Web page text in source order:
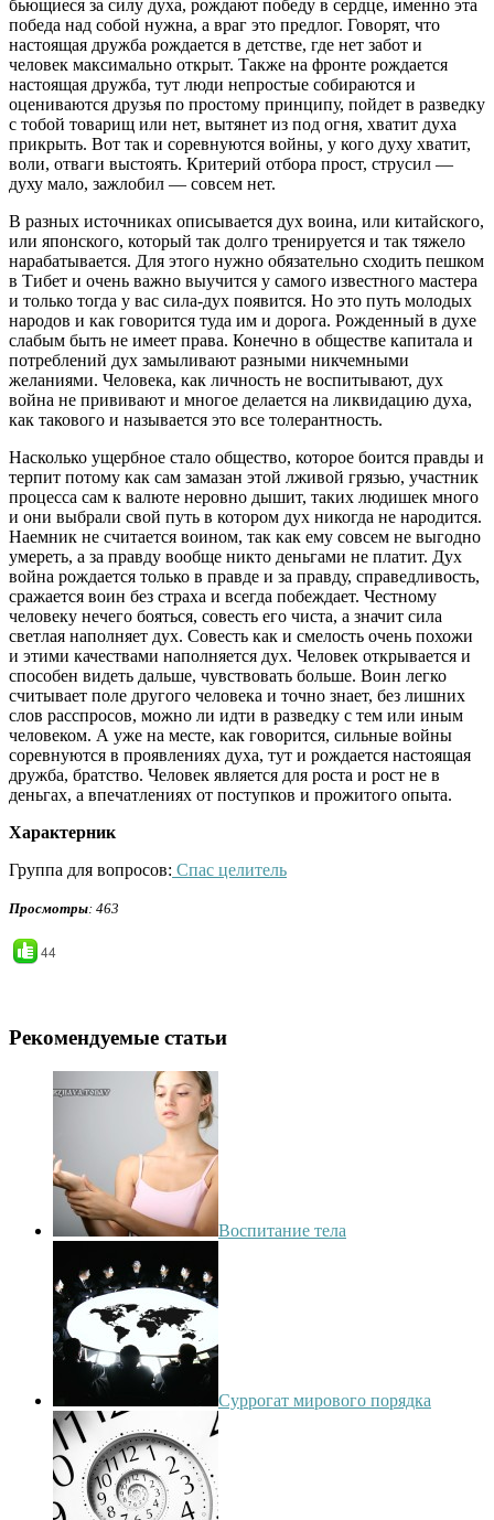
бьющиеся за силу духа, рождают победу в сердце, именно эта
победа над собой нужна, а враг это предлог. Говорят, что
настоящая дружба рождается в детстве, где нет забот и
человек максимально открыт. Также на фронте рождается
настоящая дружба, тут люди непростые собираются и
оцениваются друзья по простому принципу, пойдет в разведку
с тобой товарищ или нет, вытянет из под огня, хватит духа
прикрыть. Вот так и соревнуются войны, у кого духу хватит,
воли, отваги выстоять. Критерий отбора прост, струсил —
духу мало, зажлобил — совсем нет.
В разных источниках описывается дух воина, или китайского,
или японского, который так долго тренируется и так тяжело
нарабатывается. Для этого нужно обязательно сходить пешком
в Тибет и очень важно выучится у самого известного мастера
и только тогда у вас сила-дух появится. Но это путь молодых
народов и как говорится туда им и дорога. Рожденный в духе
слабым быть не имеет права. Конечно в обществе капитала и
потреблений дух замыливают разными никчемными
желаниями. Человека, как личность не воспитывают, дух
война не прививают и многое делается на ликвидацию духа,
как такового и называется это все толерантность.
Насколько ущербное стало общество, которое боится правды и
терпит потому как сам замазан этой лживой грязью, участник
процесса сам к валюте неровно дышит, таких людишек много
и они выбрали свой путь в котором дух никогда не народится.
Наемник не считается воином, так как ему совсем не выгодно
умереть, а за правду вообще никто деньгами не платит. Дух
война рождается только в правде и за правду, справедливость,
сражается воин без страха и всегда побеждает. Честному
человеку нечего бояться, совесть его чиста, а значит сила
светлая наполняет дух. Совесть как и смелость очень похожи
и этими качествами наполняется дух. Человек открывается и
способен видеть дальше, чувствовать больше. Воин легко
считывает поле другого человека и точно знает, без лишних
слов расспросов, можно ли идти в разведку с тем или иным
человеком. А уже на месте, как говорится, сильные войны
соревнуются в проявлениях духа, тут и рождается настоящая
дружба, братство. Человек является для роста и рост не в
деньгах, а впечатлениях от поступков и прожитого опыта.
Характерник
Группа для вопросов: Спас целитель
Просмотры: 463
44
Рекомендуемые статьи
Воспитание тела
Суррогат мирового порядка